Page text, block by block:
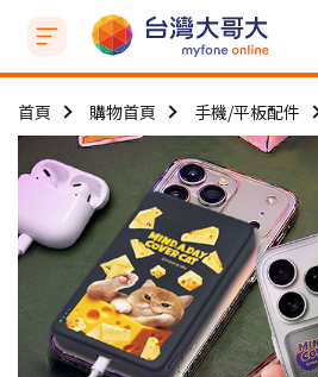
首頁 購物首頁 手機/平板配件